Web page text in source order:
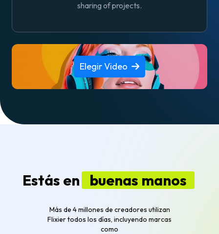
sharing of projects.
Elegir Video
Estás en buenas manos
Más de 4 millones de creadores utilizan
Flixier todos los días, incluyendo marcas
como